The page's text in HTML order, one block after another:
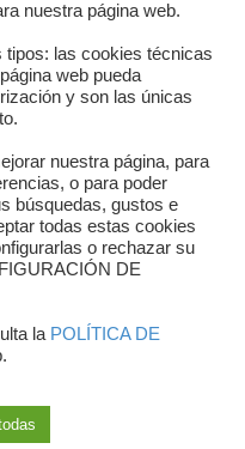
nuestra página web.
tipos: las cookies técnicas
web pueda
y son las únicas
nuestra página, para
o para poder
búsquedas, gustos e
todas estas cookies
o rechazar su
DE
la POLÍTICA DE